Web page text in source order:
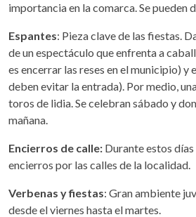
importancia en la comarca. Se pueden
Espantes: Pieza clave de las fiestas.
de un espectáculo que enfrenta a
es encerrar las reses en el municipio) y
deben evitar la entrada). Por medio,
toros de lidia. Se celebran sábado y
mañana.
Encierros de calle: Durante estos
encierros por las calles de la localidad.
Verbenas y fiestas: Gran ambiente
desde el viernes hasta el martes.